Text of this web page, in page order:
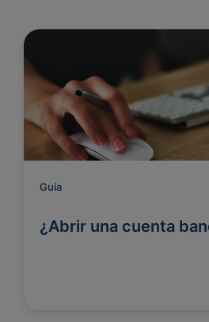
Guía
¿Abrir una cuenta